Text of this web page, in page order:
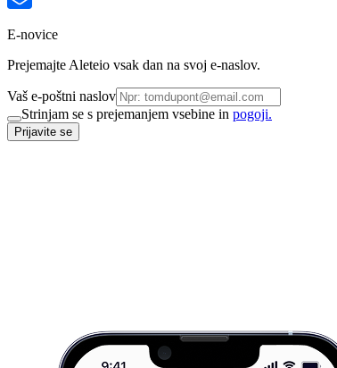
E-novice
Prejemajte Aleteio vsak dan na svoj e-naslov.
Vaš e-poštni naslov
Strinjam se s prejemanjem vsebine in pogoji.
Prijavite se